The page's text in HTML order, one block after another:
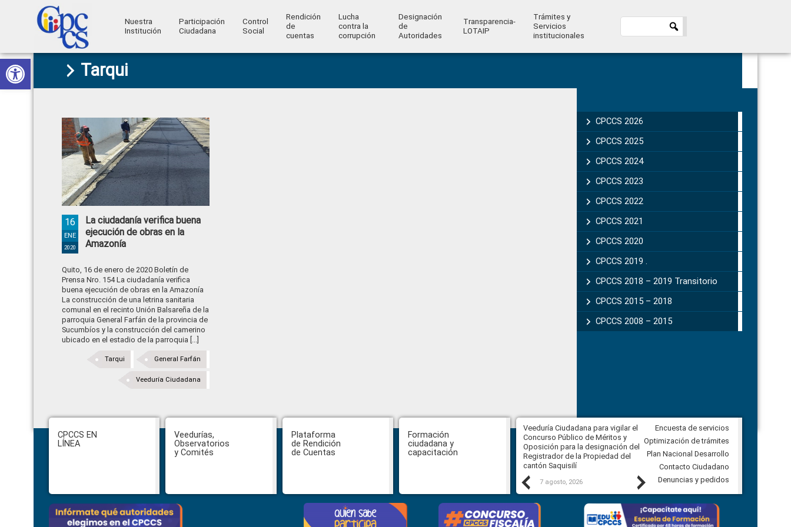
Abrir barra de herramientas
Skip
to
primary
Skip
to
main
Skip
to
primary
Skip
to
footer
Consejo
Ciudadana
Control
Social
Construyendo
Ciudadano
Nuestra
Institución
Participación
Ciudadana
Control
Social
Rendición
de
cuentas
Lucha
contra la
corrupción
Designación
de
Autoridades
Transparencia-
LOTAIP
Trámites y
Servicios
institucionales
Tarqui
La ciudadanía verifica buena
ejecución de obras en la
Amazonía
16
ENE
2020
Quito, 16 de enero de 2020 Boletín de
Prensa Nro. 154 La ciudadanía verifica
buena ejecución de obras en la Amazonía
La construcción de una letrina sanitaria
comunal en el recinto Unión Balsareña de la
parroquia General Farfán de la provincia de
Sucumbíos y la construcción del camerino
ubicado en el estadio de la parroquia [...]
General Farfán
Tarqui
Veeduría Ciudadana
Sidebar
CPCCS 2026
CPCCS 2025
CPCCS 2024
CPCCS 2023
CPCCS 2022
CPCCS 2021
CPCCS 2020
CPCCS 2019 .
CPCCS 2018 – 2019 Transitorio
CPCCS 2015 – 2018
CPCCS 2008 – 2015
Footer
CPCCS EN
LÍNEA
Veedurías,
Observatorios
y Comités
Plataforma
de Rendición
de Cuentas
Formación
ciudadana y
capacitación
Previous
CPCCS aprueba convocatoria a
Veeduría para designación de la
autoridad de la SOT
Veeduría Ciudadana para vigilar el
Concurso Público de Méritos y
Oposición para la designación del
Registrador de la Propiedad del
cantón Saquisilí
7 agosto, 2026
Veeduría Ciudadana para vigilar la
construcción del asfaltado de
Ballenita del cantón Santa Elena
7 agosto, 2026
Next
Encuesta de servicios
Optimización de trámites
Plan Nacional Desarrollo
Contacto Ciudadano
Denuncias y pedidos